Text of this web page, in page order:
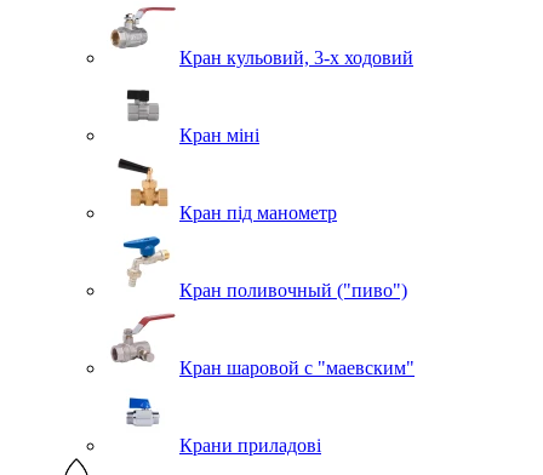
Кран кульовий, 3-х ходовий
Кран міні
Кран під манометр
Кран поливочный ("пиво")
Кран шаровой с "маевским"
Крани приладові